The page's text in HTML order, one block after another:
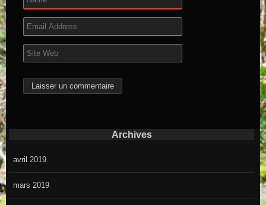
Archives
avril 2019
mars 2019